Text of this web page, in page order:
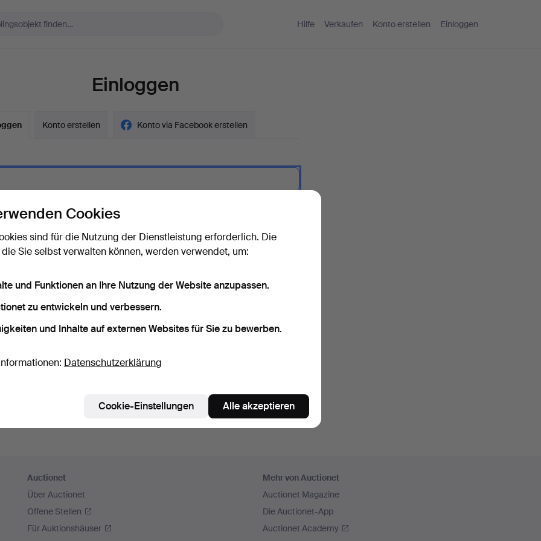
Hilfe Verkaufen Konto erstellen Einloggen
Einloggen
Konto erstellen Konto via Facebook erstellen
vergessen?
speichern
Auctionet
Über Auctionet
Offene Stellen
Für Auktionshäuser
Mehr von Auctionet
Auctionet Magazine
Die Auctionet-App
Auctionet Academy
Cookies
sind für die Nutzung der Dienstleistung erforderlich. Die
Sie selbst verwalten können, werden verwendet, um:
und Funktionen an Ihre Nutzung der Website anzupassen.
zu entwickeln und verbessern.
und Inhalte auf externen Websites für Sie zu bewerben.
Datenschutzerklärung
Cookie-Einstellungen Alle akzeptieren